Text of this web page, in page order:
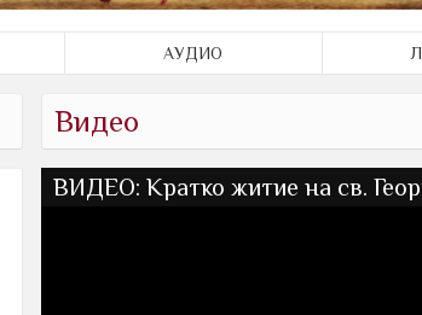
АУДИО
Видео
ВИДЕО: Кратко житие на св.